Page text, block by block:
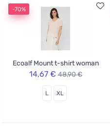
-70%
Ecoalf Mount t-shirt woman
14,67 € 48,90 €
L XL